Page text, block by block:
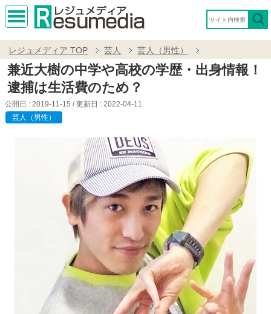
MEN
レジュメディア TOP 芸人 芸人（男性）
兼近大樹の中学や高校の学歴・出身情報！
逮捕は生活費のため？
公開日 : 2019-11-15 / 更新日 : 2022-04-11
芸人（男性）